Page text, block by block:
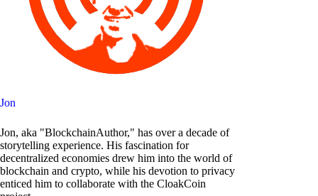
Jon
Jon, aka "BlockchainAuthor," has over a decade of
storytelling experience. His fascination for
decentralized economies drew him into the world of
blockchain and crypto, while his devotion to privacy
enticed him to collaborate with the CloakCoin